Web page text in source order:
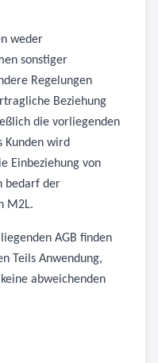
weder
sonstiger
Regelungen
Beziehung
die vorliegenden
Kunden wird
Einbeziehung von
bedarf der
M2L.
AGB finden
Teils Anwendung,
abweichenden